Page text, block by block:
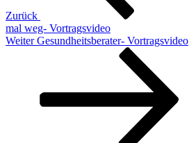
Zurück
mal weg- Vortragsvideo
Nächster
Weiter Gesundheitsberater- Vortragsvideo